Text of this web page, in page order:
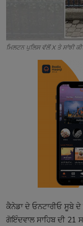
ਮਿਲਟਨ ਪੁਲਿਸ ਵੱਲੋਂ X ਤੇ ਸਾਂਝੀ
ਕੈਨੇਡਾ ਦੇ ਓਨਟਾਰੀਓ ਸੂਬੇ
ਗੋਇੰਦਵਾਲ ਸਾਹਿਬ ਦੀ 21